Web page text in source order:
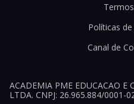
Políticas
Canal de
ACADEMIA PME EDUCACAO E
LTDA. CNPJ: 26.965.884/0001-